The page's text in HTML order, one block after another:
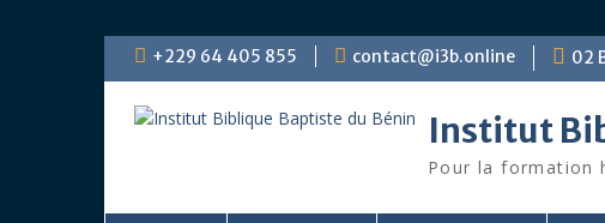
Skip +229 64 405 855 contact@i3b.online 02
Institut
Pour la formation